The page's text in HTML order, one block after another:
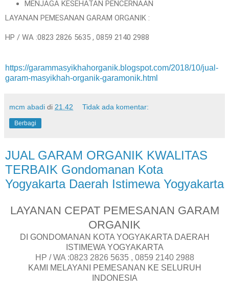
MENJAGA KESEHATAN PENCERNAAN
LAYANAN PEMESANAN GARAM ORGANIK :
HP / WA :0823 2826 5635 , 0859 2140 2988
https://garammasyikhahorganik.blogspot.com/2018/10/jual-
garam-masyikhah-organik-garamonik.html
mcm abadi di 21.42 Tidak ada komentar:
Berbagi
JUAL GARAM ORGANIK KWALITAS
TERBAIK Gondomanan Kota
Yogyakarta Daerah Istimewa Yogyakarta
LAYANAN CEPAT PEMESANAN GARAM
ORGANIK
DI GONDOMANAN KOTA YOGYAKARTA DAERAH
ISTIMEWA YOGYAKARTA
HP / WA :0823 2826 5635 , 0859 2140 2988
KAMI MELAYANI PEMESANAN KE SELURUH
INDONESIA